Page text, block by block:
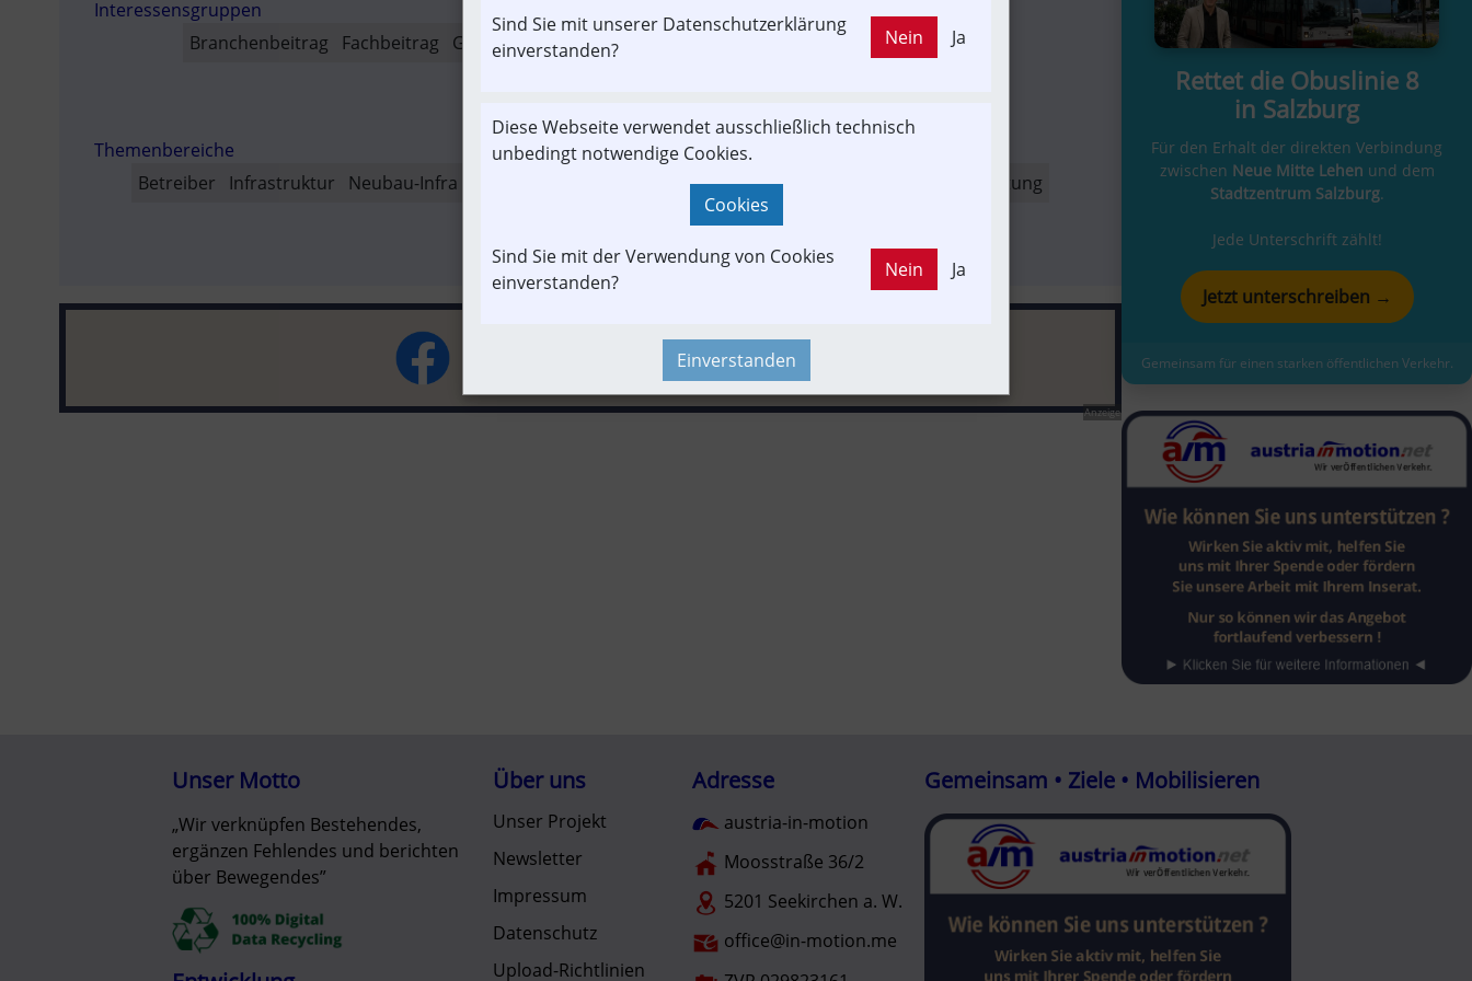
SOLD OUT
Interessensgruppen
Branchenbeitrag
Fachbeitrag Güterverkehr In-Motion Test- & Probebetrieb
Umwelt
Themenbereiche
Betreiber
Infrastruktur Neubau-Infra Presseaussendung Strecken-Portrait
Veranstaltung
Wegekette
Rettet die Obuslinie 8
in Salzburg
Für den Erhalt der direkten Verbindung
zwischen Neue Mitte Lehen und dem
Stadtzentrum Salzburg.
Jede Unterschrift zählt!
Jetzt unterschreiben →
Gemeinsam für einen starken öffentlichen Verkehr.
Anzeige
Unser Motto
„Wir verknüpfen Bestehendes,
ergänzen Fehlendes und berichten
über Bewegendes”
Über uns
Unser Projekt
Newsletter
Impressum
Datenschutz
Upload-Richtlinien
Adresse
austria-in-motion
Moosstraße 36/2
5201 Seekirchen a. W.
office@in-motion.me
Gemeinsam • Ziele • Mobilisieren
Sind Sie mit unserer Datenschutzerklärung
einverstanden?
Nein Ja
Diese Webseite verwendet ausschließlich technisch
unbedingt notwendige Cookies.
Cookies
Sind Sie mit der Verwendung von Cookies
einverstanden?
Nein Ja
Einverstanden